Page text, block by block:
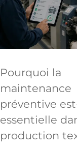
Pourquoi la
maintenance
préventive
essentielle
production